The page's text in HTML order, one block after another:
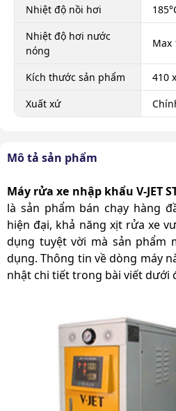
Mô tả sản phẩm
Máy rửa xe nhập khẩu V-JET
là sản phẩm bán chạy hàng
hiện đại, khả năng xịt rửa xe
dụng tuyệt vời mà sản phẩm
dụng. Thông tin về dòng máy
nhật chi tiết trong bài viết dưới
Nhiệt độ nồi hơi
Nhiệt độ hơi nước
nóng
Max
Kích thước sản phẩm
410
Xuất xứ